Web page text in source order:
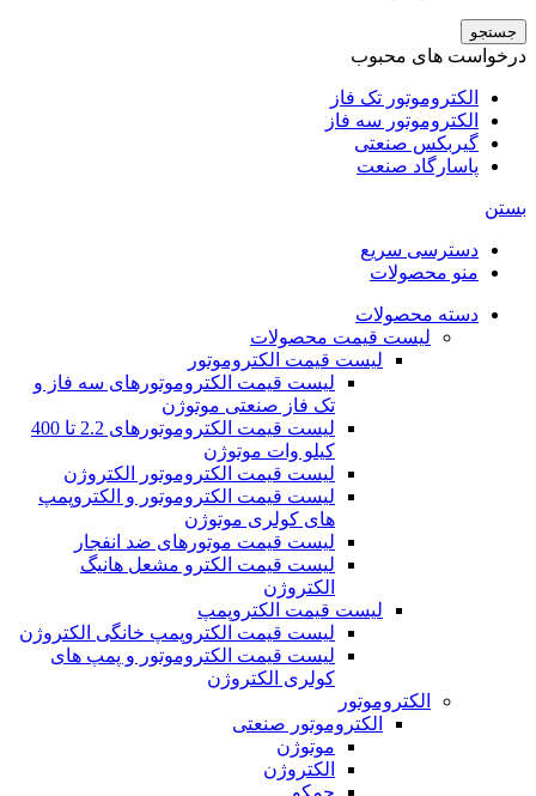
جستجو
درخواست های محبوب
الکتروموتور تک فاز
الکتروموتور سه فاز
گیربکس صنعتی
پاسارگاد صنعت
بستن
دسترسی سریع
منو محصولات
دسته محصولات
لیست قیمت محصولات
لیست قیمت الکتروموتور
لیست قیمت الکتروموتورهای سه فاز و
تک فاز صنعتی موتوژن
لیست قیمت الکتروموتورهای 2.2 تا 400
کیلو وات موتوژن
لیست قیمت الکتروموتور الکتروژن
لیست قیمت الکتروموتور و الکتروپمپ
های کولری موتوژن
لیست قیمت موتورهای ضد انفجار
لیست قیمت الکترو مشعل هانیگ
الکتروژن
لیست قیمت الکتروپمپ
لیست قیمت الکتروپمپ خانگی الکتروژن
لیست قیمت الکتروموتور و پمپ های
کولری الکتروژن
الکتروموتور
الکتروموتور صنعتی
موتوژن
الکتروژن
جمکو